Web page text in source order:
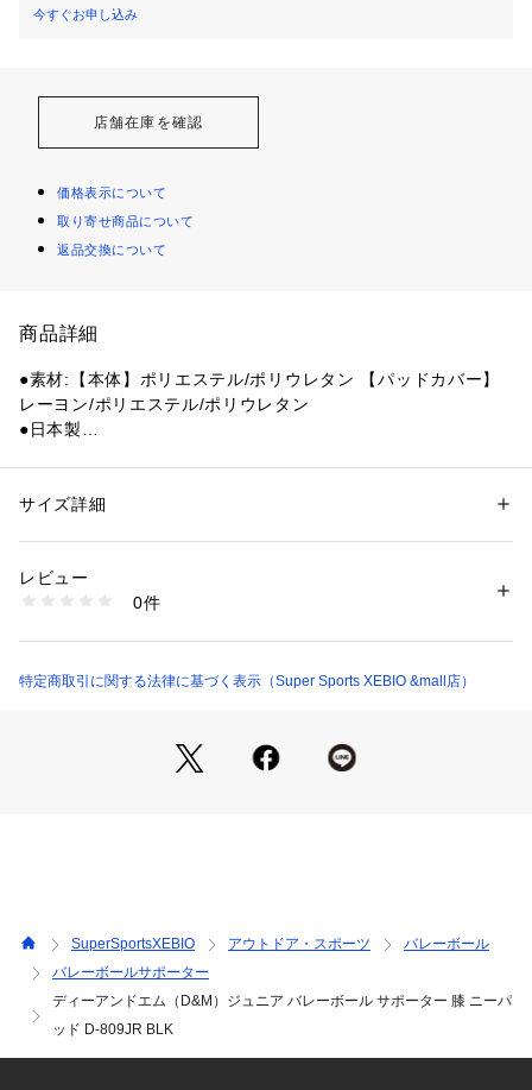
今すぐお申し込み
店舗在庫を確認
価格表示について
取り寄せ商品について
返品交換について
商品詳細
●素材:【本体】ポリエステル/ポリウレタン 【パッドカバー】
レーヨン/ポリエステル/ポリウレタン
●日本製
●衝撃吸収&ひざに密着
●衝撃吸収:パッド4ヶ所に通気ホールがあり、パッド内部の蒸
●吸汗と速乾:汗をかいてもさらさら、洗濯してもすぐ乾く(当社
【商品の購入にあたっての注意事項】
い。ディーアンドエム D&M スーパースポーツゼビオ ゼビオ S
uper Sports XEBIO バレーボール バレー volleyball アクセサ
リー サポーター ヒザサポーター 膝サポーター ヒザ 膝 ひざ J
unior ジュニア じゅにあ 子供 JR 黒 ブラック D-809JR BLK
性別：キッズ・ベビー
ーター
1540000466208
サイズ詳細
レビュー
0件
特定商取引に関する法律に基づく表示（Super Sports XEBIO &mall店）
SuperSportsXEBIO アウトドア・スポーツ
バレーボール
バレーボールサポーター
ディーアンドエム（D&M）ジュニア バレーボール サポーター 膝 ニーパ
ッド D-809JR BLK